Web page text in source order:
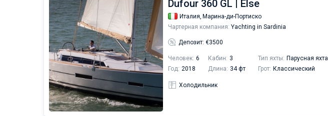
Dufour 360 GL | Else
Италия, Марина-ди-Портиско
Чартерная компания: Yachting in Sardinia
Депозит: €3500
Человек: 6 Кабин: 3 Тип яхты: Парусная яхта
Год: 2018 Длина: 34 фт Грот: Классический
Холодильник